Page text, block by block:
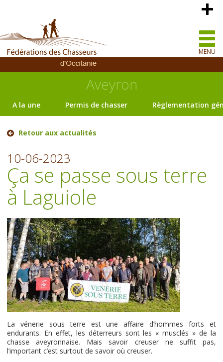
MENU
Aveyron
A la une Permis de chasser Règlementation
Retour aux actualités
10-06-2023
Ça se passe sous terre
à Laguiole
La vénerie sous terre est une affaire d’hommes forts et
endurants. En effet, les déterreurs sont les « musclés » de la
chasse aveyronnaise. Mais savoir creuser ne suffit pas,
l’important c’est surtout de savoir où creuser.